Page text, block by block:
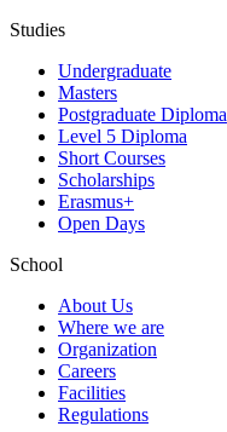
Studies
Undergraduate
Masters
Postgraduate Diploma
Level 5 Diploma
Short Courses
Scholarships
Erasmus+
Open Days
School
About Us
Where we are
Organization
Careers
Facilities
Regulations